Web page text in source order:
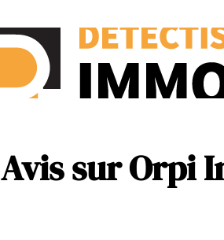
Avis sur Orpi